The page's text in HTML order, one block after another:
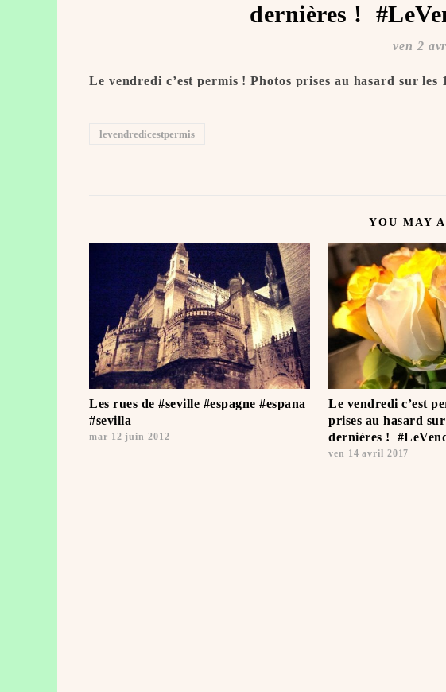
dernières !
ven 2
Le vendredi c’est permis ! Photos prises au hasard sur
levendredicestpermis
YOU MAY
Les rues de #seville #espagne #espana
#sevilla
mar 12 juin 2012
Le vendredi c’est
prises au hasard sur
dernières !
ven 14 avril 2017